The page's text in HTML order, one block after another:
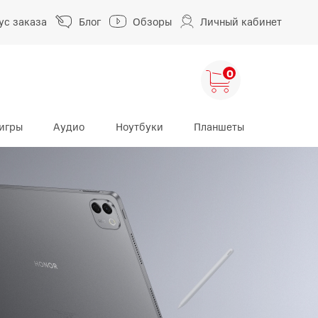
заказа Блог Обзоры Личный кабинет
0
HUAWEI Pura
HUAWEI Nova
HUAWEI Mate
Аудио Ноутбуки Планшеты